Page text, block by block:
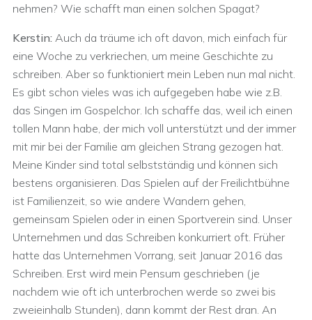
nehmen? Wie schafft man einen solchen Spagat?
Kerstin: Auch da träume ich oft davon, mich einfach für
eine Woche zu verkriechen, um meine Geschichte zu
schreiben. Aber so funktioniert mein Leben nun mal nicht.
Es gibt schon vieles was ich aufgegeben habe wie z.B.
das Singen im Gospelchor. Ich schaffe das, weil ich einen
tollen Mann habe, der mich voll unterstützt und der immer
mit mir bei der Familie am gleichen Strang gezogen hat.
Meine Kinder sind total selbstständig und können sich
bestens organisieren. Das Spielen auf der Freilichtbühne
ist Familienzeit, so wie andere Wandern gehen,
gemeinsam Spielen oder in einen Sportverein sind. Unser
Unternehmen und das Schreiben konkurriert oft. Früher
hatte das Unternehmen Vorrang, seit Januar 2016 das
Schreiben. Erst wird mein Pensum geschrieben (je
nachdem wie oft ich unterbrochen werde so zwei bis
zweieinhalb Stunden), dann kommt der Rest dran. An